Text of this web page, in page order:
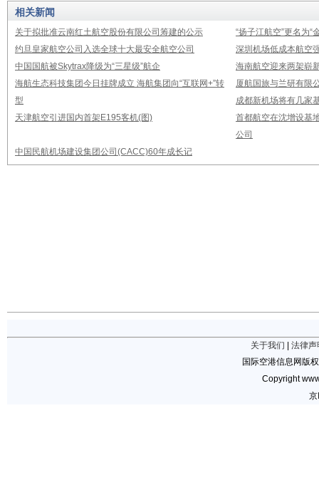
相关新闻
关于拟批准云南红土航空股份有限公司筹建的公示
“扬子江航空”更名为“
约旦皇家航空公司入选全球十大最安全航空公司
深圳机场低成本航空
中国国航被Skytrax降级为“三星级”航企
海南航空迎来两架崭
海航生态科技集团今日挂牌成立 海航集团向“互联网+”转
型
厦航国旅与兰研有限
成都新机场将有几家
天津航空引进国内首架E195客机(图)
首都航空在沈增设基
公司
中国民航机场建设集团公司(CACC)60年成长记
关于我们
法律声
国际空港信息网版
Copyright